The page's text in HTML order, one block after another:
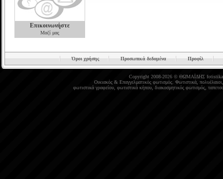
Επικοινωνήστε
Μαζί μας
Όροι χρήσης Προσωπικά δεδομένα Προφίλ
Copyright 2008-2026 © ΘΩΜΑΪΔΗΣ
Οικιακός& Επαγγελματικός φωτισμός. Φωτιστικά, πολυέλαιοι
φωτιστικά γραφείου, φωτιστικά κήπου, διακοσμητικός φωτισμός,